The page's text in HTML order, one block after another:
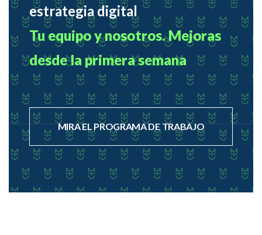
estrategia digital
Tu equipo y nosotros. Mejoras
desde la primera semana
MIRA EL PROGRAMA DE TRABAJO